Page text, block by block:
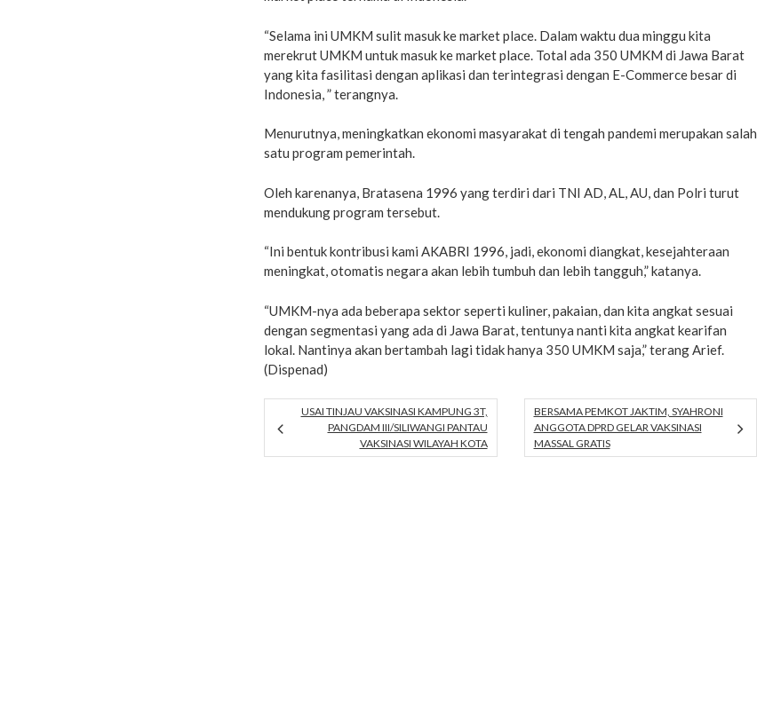
“Selama ini UMKM sulit masuk ke market place. Dalam waktu dua minggu kita
merekrut UMKM untuk masuk ke market place. Total ada 350 UMKM di Jawa Barat
yang kita fasilitasi dengan aplikasi dan terintegrasi dengan E-Commerce besar di
Indonesia, ” terangnya.
Menurutnya, meningkatkan ekonomi masyarakat di tengah pandemi merupakan salah
satu program pemerintah.
Oleh karenanya, Bratasena 1996 yang terdiri dari TNI AD, AL, AU, dan Polri turut
mendukung program tersebut.
“Ini bentuk kontribusi kami AKABRI 1996, jadi, ekonomi diangkat, kesejahteraan
meningkat, otomatis negara akan lebih tumbuh dan lebih tangguh,” katanya.
“UMKM-nya ada beberapa sektor seperti kuliner, pakaian, dan kita angkat sesuai
dengan segmentasi yang ada di Jawa Barat, tentunya nanti kita angkat kearifan
lokal. Nantinya akan bertambah lagi tidak hanya 350 UMKM saja,” terang Arief.
(Dispenad)
USAI TINJAU VAKSINASI KAMPUNG 3T,
PANGDAM III/SILIWANGI PANTAU
VAKSINASI WILAYAH KOTA
BERSAMA PEMKOT JAKTIM, SYAHRONI
ANGGOTA DPRD GELAR VAKSINASI
MASSAL GRATIS